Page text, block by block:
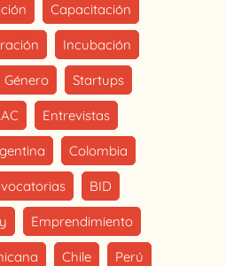
Capacitación
Incubación
Género Startups
Entrevistas
Colombia
BID
Emprendimiento
Chile Perú